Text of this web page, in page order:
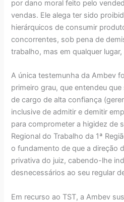
por dano moral feito pelo
vendas. Ele alega ter sido
hierárquicos de consumir
concorrentes, sob pena de
trabalho, mas em qualquer
A única testemunha da Ambev
primeiro grau, que entendeu
de cargo de alta confiança
inclusive de admitir e demitir
para comprometer a higidez de
Regional do Trabalho da 1ª
o fundamento de que a direção
privativa do juiz, cabendo-lhe
desnecessários ao seu regular
Em recurso ao TST, a Ambev